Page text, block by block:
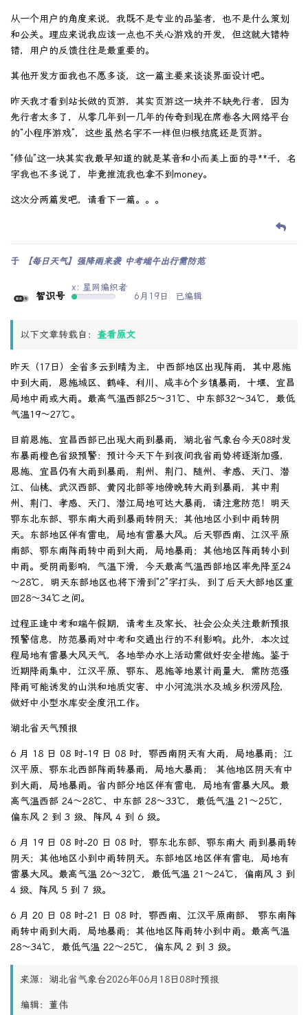
从一个用户的角度来说，我既不是专业的品鉴者，也不是什么策划
和公关。理应来说我应该一点也不关心游戏的开发，但这就大错特
错，用户的反馈往往是最重要的。
其他开发方面我也不愿多谈，这一篇主要来谈谈界面设计吧。
昨天我才看到站长做的页游，其实页游这一块并不缺先行者，因为
先行者太多了，从零几年到一几年的传奇到现在席卷各大网络平台
的“小程序游戏”，这些虽然名字不一样但归根结底还是页游。
“修仙”这一块其实我最早知道的就是某音和小而美上面的寻**千，名
字我也不多说了，毕竟推流我也拿不到money。
这次分两篇发吧，请看下一篇。。。
于 【每日天气】强降雨来袭 中考端午出行需防范
智识号
x: 星网编织者
6月19日
已编辑
以下文章转载自： 查看原文
昨天（17日）全省多云到晴为主，中西部地区出现阵雨，其中恩施
中到大雨，恩施城区、鹤峰、利川、咸丰6个乡镇暴雨，十堰、宜昌
局地中雨或大雨。最高气温西部25～31℃、中东部32～34℃，最低
气温19～27℃。
目前恩施、宜昌西部已出现大雨到暴雨，湖北省气象台今天08时发
布暴雨橙色省级预警：预计今天下午到夜间我省雨势将逐渐加强，
恩施、宜昌仍有大雨到暴雨，荆州、荆门、随州、孝感、天门、潜
江、仙桃、武汉西部、黄冈北部等地傍晚转大雨到暴雨，其中荆
州、荆门、孝感、天门、潜江局地可达大暴雨，请注意防范！明天
鄂东北东部、鄂东南大雨到暴雨转阴天；其他地区小到中雨转阴
天。东部地区伴有雷电，局地有雷暴大风。后天鄂西南、江汉平原
南部、鄂东南阵雨转中雨到大雨，局地暴雨；其他地区阵雨转小到
中雨。受阴雨影响，气温下滑，今天最高气温西部地区率先降至24
～28℃，明天东部地区也将下滑到“2”字打头，到了后天大部地区重
回28～34℃之间。
过程正逢中考和端午假期，请考生及家长、社会公众关注最新预报
预警信息，防范暴雨对中考和交通出行的不利影响。此外，本次过
程局地有雷暴大风天气，各地举办水上活动需做好安全措施。鉴于
近期降雨集中，江汉平原、鄂东、恩施等地累计雨量大，需防范强
降雨可能诱发的山洪和地质灾害、中小河流洪水及城乡积涝风险，
做好中小型水库安全度汛工作。
湖北省天气预报
6 月 18 日 08 时-19 日 08 时，鄂西南阴天有大雨，局地暴雨；江
汉平原、鄂东北西部阵雨转暴雨，局地大暴雨； 其他地区阴天有中
到大雨，局地暴雨。省内部分地区伴有雷电，局地有雷暴大风。最
高气温西部 24～28℃、中东部 28～33℃，最低气温 21～25℃，
偏东风 2 到 3 级、阵风 4 到 6 级。
6 月 19 日 08 时-20 日 08 时，鄂东北东部、鄂东南大 雨到暴雨转
阴天；其他地区小到中雨转阴天。东部地区地区伴有雷电，局地有
雷暴大风。最高气温 26～32℃，最低气温 21～24℃，偏南风 3 到
4 级、阵风 5 到 7 级。
6 月 20 日 08 时-21 日 08 时，鄂西南、江汉平原南部、 鄂东南阵
雨转中雨到大雨，局地暴雨；其他地区阵雨转小到中雨。最高气温
28～34℃，最低气温 22～25℃，偏东风 2 到 3 级。
来源：湖北省气象台2026年06月18日08时预报
编辑：董伟